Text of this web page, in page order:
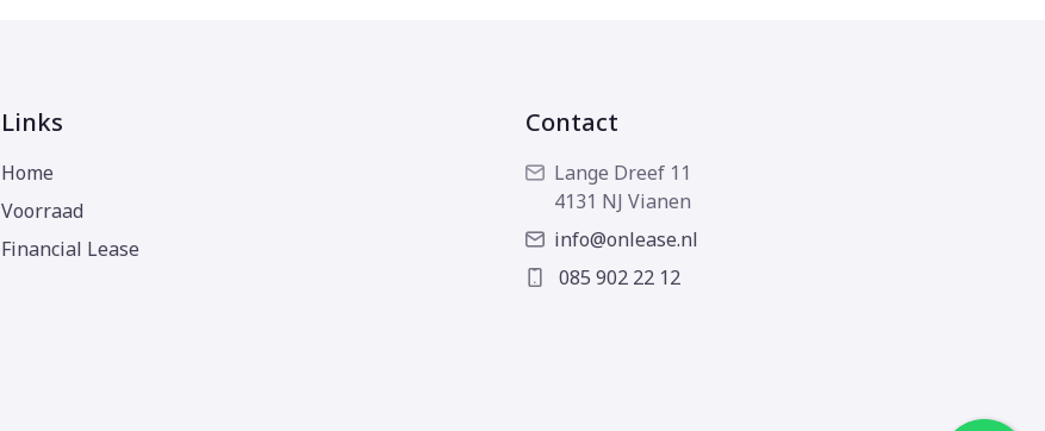
Links
Home
Voorraad
Financial Lease
Contact
Lange Dreef 11
4131 NJ Vianen
info@onlease.nl
085 902 22 12